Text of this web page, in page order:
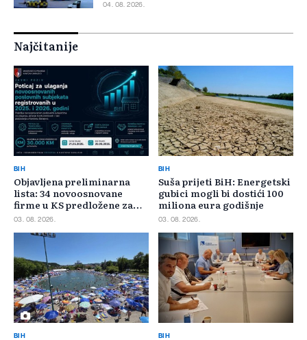
04. 08. 2026.
Najčitanije
BIH
Objavljena preliminarna
lista: 34 novoosnovane
firme u KS predložene za
400.000 KM poticaja
03. 08. 2026.
BIH
Suša prijeti BiH: Energetski
gubici mogli bi dostići 100
miliona eura godišnje
03. 08. 2026.
BIH BIH